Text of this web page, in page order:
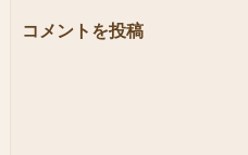
コメントを投稿